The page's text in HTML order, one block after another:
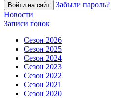
Войти на сайт
Забыли пароль?
Новости
Записи гонок
Сезон 2026
Сезон 2025
Сезон 2024
Сезон 2023
Сезон 2022
Сезон 2021
Сезон 2020